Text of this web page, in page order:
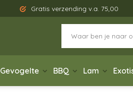
Gratis verzending v.a. 75,00
Gevogelte BBQ Lam